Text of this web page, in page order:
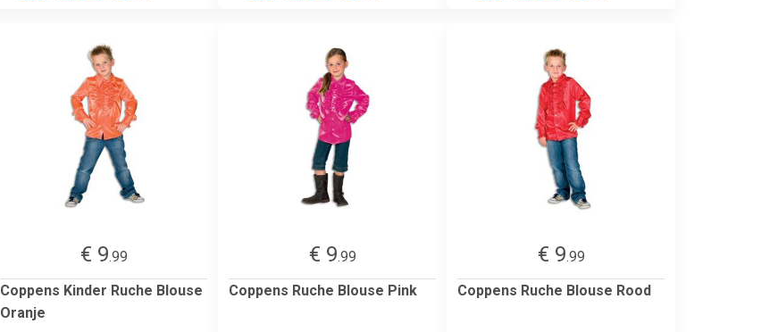
€ 9.99
Coppens Kinder Ruche Blouse
Oranje
€ 9.99
Coppens Ruche Blouse Pink
€ 9.99
Coppens Ruche Blouse Rood